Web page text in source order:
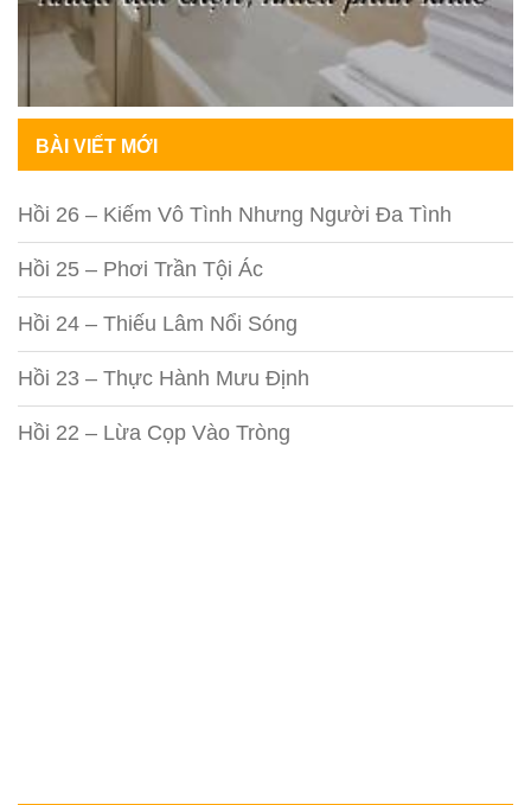
BÀI VIẾT MỚI
Hồi 26 – Kiếm Vô Tình Nhưng Người Đa Tình
Hồi 25 – Phơi Trần Tội Ác
Hồi 24 – Thiếu Lâm Nổi Sóng
Hồi 23 – Thực Hành Mưu Định
Hồi 22 – Lừa Cọp Vào Tròng